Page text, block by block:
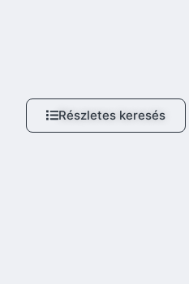
Részletes keresés